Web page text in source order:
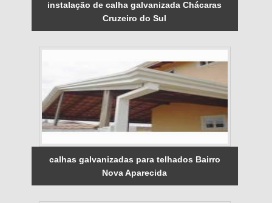
instalação de calha galvanizada Chácaras
Cruzeiro do Sul
calhas galvanizadas para telhados Bairro
Nova Aparecida